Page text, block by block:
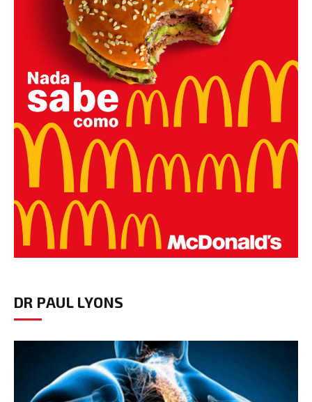
DR PAUL LYONS